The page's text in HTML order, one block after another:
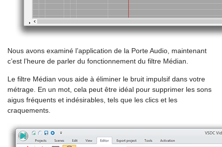
Nous avons examiné l’application de la Porte Audio, maintenant
c’est l’heure de parler du fonctionnement du filtre Médian.
Le filtre Médian vous aide à éliminer le bruit impulsif dans votre
métrage. En un mot, cela peut être idéal pour supprimer les sons
aigus fréquents et indésirables, tels que les clics et les
craquements.